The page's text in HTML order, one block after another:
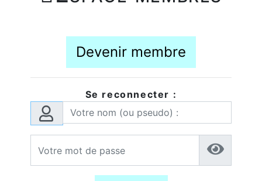
Devenir membre
Se reconnecter :